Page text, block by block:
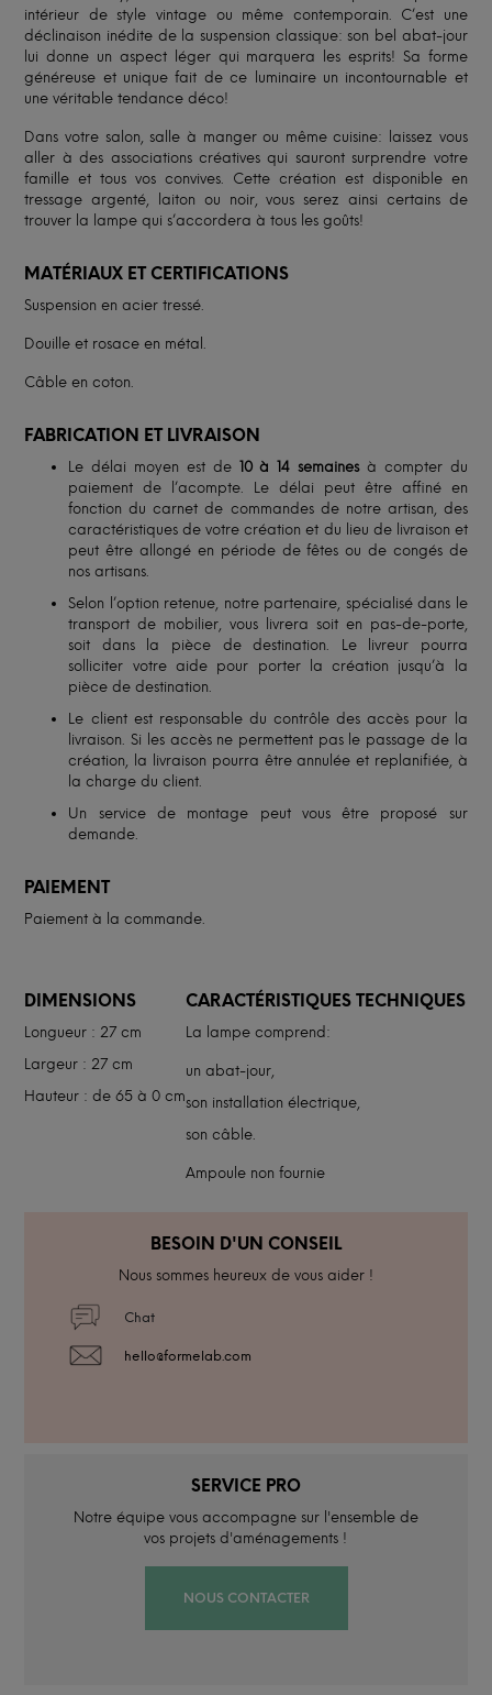
intérieur de style vintage ou même contemporain. C’est une
déclinaison inédite de la suspension classique: son bel abat-jour
lui donne un aspect léger qui marquera les esprits! Sa forme
généreuse et unique fait de ce luminaire un incontournable et
une véritable tendance déco!
Dans votre salon, salle à manger ou même cuisine: laissez vous
aller à des associations créatives qui sauront surprendre votre
famille et tous vos convives. Cette création est disponible en
tressage argenté, laiton ou noir, vous serez ainsi certains de
trouver la lampe qui s’accordera à tous les goûts!
MATÉRIAUX ET CERTIFICATIONS
Suspension en acier tressé.
Douille et rosace en métal.
Câble en coton.
FABRICATION ET LIVRAISON
Le délai moyen est de 10 à 14 semainesà compter du
paiement de l’acompte. Le délai peut être affiné en
fonction du carnet de commandes de notre artisan, des
caractéristiques de votre création et du lieu de livraison et
peut être allongé en période de fêtes ou de congés de
nos artisans.
Selon l’option retenue, notre partenaire, spécialisé dans le
transport de mobilier, vous livrera soit en pas-de-porte,
soit dans la pièce de destination. Le livreur pourra
solliciter votre aide pour porter la création jusqu’à la
pièce de destination.
Le client est responsable du contrôle des accès pour la
livraison. Si les accès ne permettent pas le passage de la
création, la livraison pourra être annulée et replanifiée, à
la charge du client.
Un service de montage peut vous être proposé sur
demande.
PAIEMENT
Paiement à la commande.
DIMENSIONS
Longueur : 27 cm
Largeur : 27 cm
Hauteur : de 65 à 0 cm
CARACTÉRISTIQUES TECHNIQUES
La lampe comprend:
un abat-jour,
son installation électrique,
son câble.
Ampoule non fournie
BESOIN D'UN CONSEIL
Nous sommes heureux de vous aider !
Chat
hello@formelab.com
SERVICE PRO
Notre équipe vous accompagne sur l'ensemble de
vos projets d'aménagements !
NOUS CONTACTER